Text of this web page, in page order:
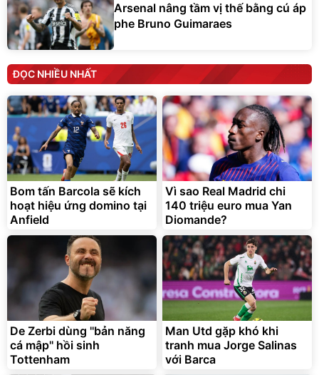
Arsenal nâng tầm vị thế bằng cú áp
phe Bruno Guimaraes
ĐỌC NHIỀU NHẤT
Bom tấn Barcola sẽ kích
hoạt hiệu ứng domino tại
Anfield
Vì sao Real Madrid chi
140 triệu euro mua Yan
Diomande?
De Zerbi dùng ''bản năng
cá mập'' hồi sinh
Tottenham
Man Utd gặp khó khi
tranh mua Jorge Salinas
với Barca